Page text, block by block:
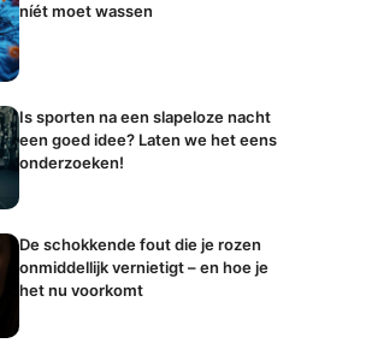
níét moet wassen
Is sporten na een slapeloze nacht
een goed idee? Laten we het eens
onderzoeken!
De schokkende fout die je rozen
onmiddellijk vernietigt – en hoe je
het nu voorkomt